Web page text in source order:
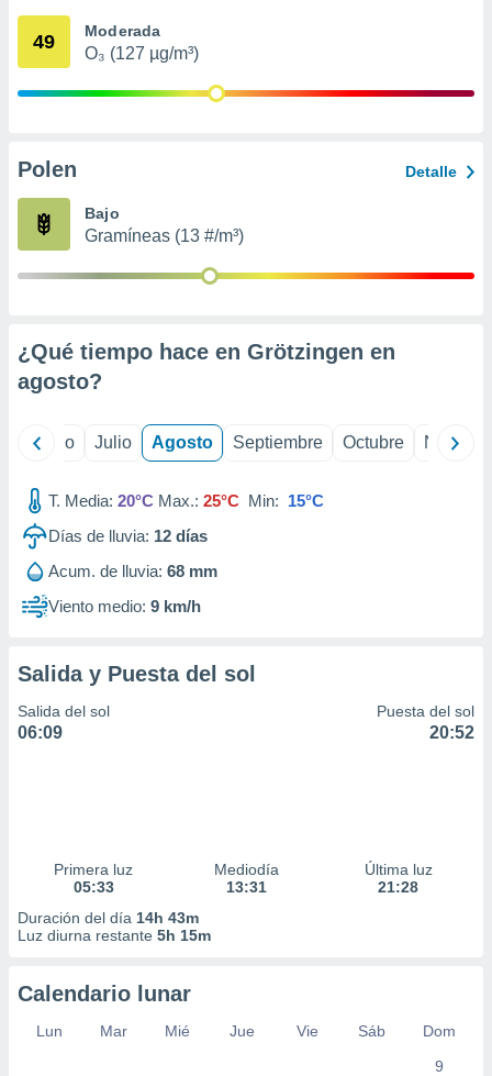
e
publicidad
1199
49 Moderada
O₃ (127 µg/m³)
Polen Detalle
Bajo
Gramíneas (13 #/m³)
¿Qué tiempo hace en Grötzingen en
agosto?
Junio Julio Agosto Septiembre Octubre
T. Media: 20°C Max.: 25°C Min: 15°C
Días de lluvia: 12 días
Acum. de lluvia: 68 mm
Viento medio: 9 km/h
Salida y Puesta del sol
Salida del sol
06:09
Puesta del sol
20:52
Primera luz
05:33
Mediodía
13:31
Última luz
21:28
Duración del día 14h 43m
Luz diurna restante 5h 15m
Calendario lunar
Lun Mar Mié Jue Vie Sáb
Dom
9